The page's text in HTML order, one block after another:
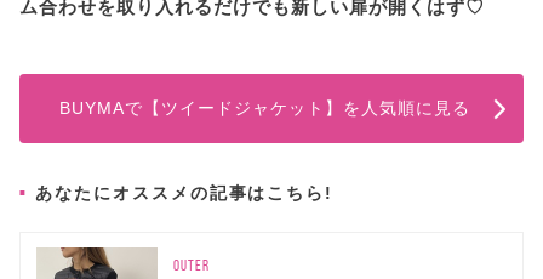
ム合わせを取り入れるだけでも新しい扉が開くはず♡
BUYMAで【ツイードジャケット】を人気順に見る
あなたにオススメの記事はこちら!
OUTER